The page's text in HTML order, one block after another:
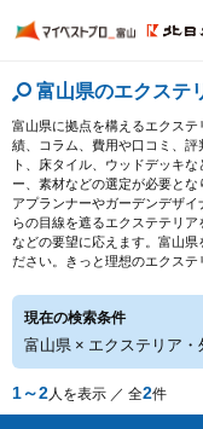
富山県のエクステ
富山県に拠点を構えるエクス
績、コラム、費用や口コミ、
ト、床タイル、ウッドデッキ
ー、素材などの選定が必要と
アプランナーやガーデンデザ
らの目線を遮るエクステテリ
などの要望に応えます。富山県
ださい。きっと理想のエクステ
現在の検索条件
富山県 × エクステリア・
1～2人を表示 ／ 全2件